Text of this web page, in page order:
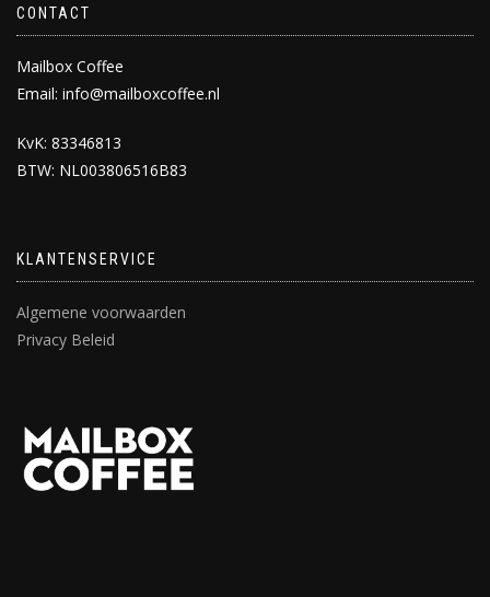
CONTACT
Mailbox Coffee
Email: info@mailboxcoffee.nl
KvK: 83346813
BTW: NL003806516B83
KLANTENSERVICE
Algemene voorwaarden
Privacy Beleid